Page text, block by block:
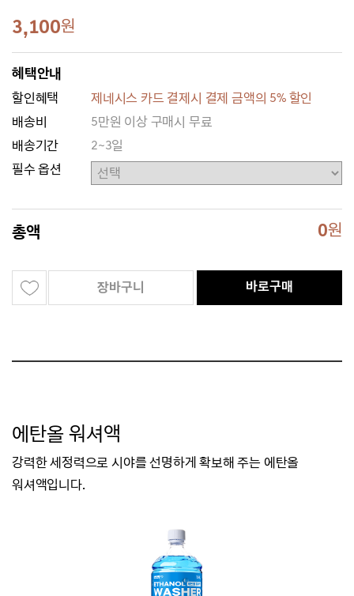
3,100원
혜택안내
할인혜택
제네시스 카드 결제시 결제 금액의 5% 할인
배송비
5만원 이상 구매시 무료
배송기간
2~3일
필수 옵션
총액 0원
장바구니 바로구매
에탄올 워셔액
강력한 세정력으로 시야를 선명하게 확보해 주는 에탄올
워셔액입니다.